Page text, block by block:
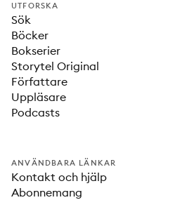
UTFORSKA
Sök
Böcker
Bokserier
Storytel Original
Författare
Uppläsare
Podcasts
ANVÄNDBARA LÄNKAR
Kontakt och hjälp
Abonnemang